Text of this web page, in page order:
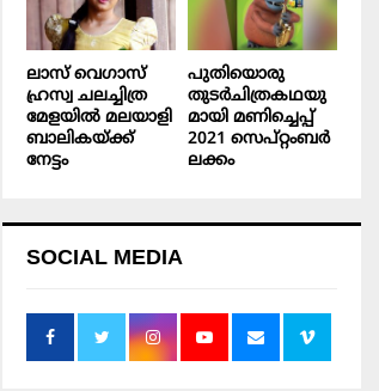
ലാസ് വെഗാസ്
ഹ്രസ്വ ചലച്ചിത്ര
മേളയിൽ മലയാളി
ബാലികയ്ക്ക്
നേട്ടം
പുതിയൊരു
തുടർചിത്രകഥയു
മായി മണിച്ചെപ്പ്
2021 സെപ്റ്റംബർ
ലക്കം
SOCIAL MEDIA